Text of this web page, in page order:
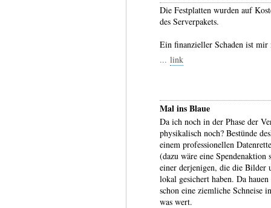
Die Festplatten wurden auf
des Serverpakets.
Ein finanzieller Schaden ist mir
... link
Mal ins Blaue
Da ich noch in der Phase der
physikalisch noch? Bestünde
einem professionellen
(dazu wäre eine
einer derjenigen, die die Bilder
lokal gesichert haben. Da
schon eine ziemliche Schneise
was wert.